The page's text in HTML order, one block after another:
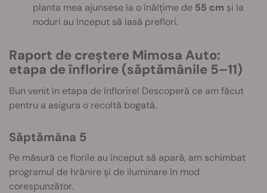
planta mea ajunsese la o înălțime de 55 cm și la
noduri au început să iasă preflori.
Raport de creștere Mimosa Auto:
etapa de înflorire (săptămânile 5–11)
Bun venit în etapa de înflorire! Descoperă ce am făcut
pentru a asigura o recoltă bogată.
Săptămâna 5
Pe măsură ce florile au început să apară, am schimbat
programul de hrănire și de iluminare în mod
corespunzător.